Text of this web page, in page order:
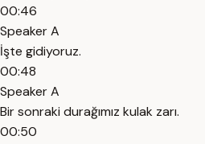
00:46
Speaker A
İşte gidiyoruz.
00:48
Speaker A
Bir sonraki durağımız kulak zarı.
00:50